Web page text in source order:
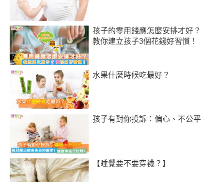
孩子的零用錢應怎麼安排才好？
教你建立孩子3個花錢好習慣！
水果什麼時候吃最好？
孩子有對你投訴：偏心、不公平
【睡覺要不要穿襪？】